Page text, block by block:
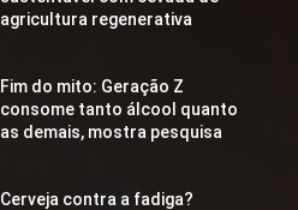
agricultura regenerativa
Fim do mito: Geração Z
consome tanto álcool quanto
as demais, mostra pesquisa
Cerveja contra a fadiga?